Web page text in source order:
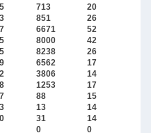
713 20
851 26
6671 52
8000 42
8238 26
6562 17
3806 14
1253 17
88 15
13 14
31 14
0 0